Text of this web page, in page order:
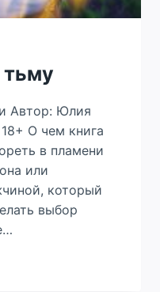
тьму
Автор: Юлия
О чем книга
в пламени
или
который
выбор